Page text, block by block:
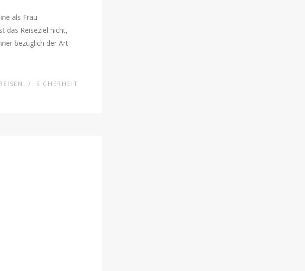
als Frau
das Reiseziel nicht,
bezüglich der Art
/ SICHERHEIT